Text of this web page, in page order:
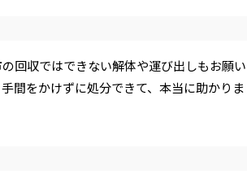
回収ではできない解体や運び出しもお願
間をかけずに処分できて、本当に助かりま